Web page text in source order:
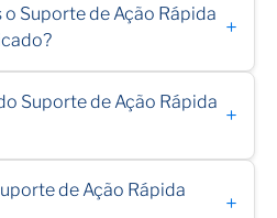
Suporte de Ação Rápida
+
Suporte de Ação Rápida
+
de Ação Rápida
+